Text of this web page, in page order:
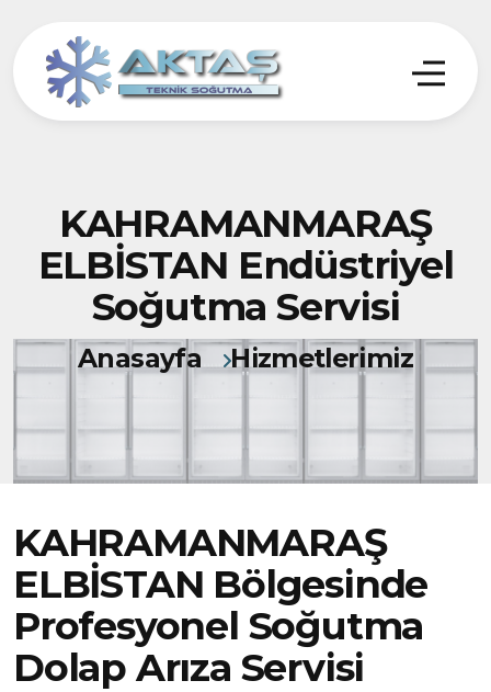
KAHRAMANMARAŞ
ELBİSTAN Endüstriyel
Soğutma Servisi
Anasayfa Hizmetlerimiz
KAHRAMANMARAŞ
ELBİSTAN Bölgesinde
Profesyonel Soğutma
Dolap Arıza Servisi